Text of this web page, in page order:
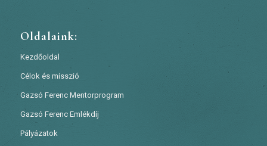
Oldalaink:
Kezdőoldal
Célok és misszió
Gazsó Ferenc Mentorprogram
Gazsó Ferenc Emlékdíj
Pályázatok